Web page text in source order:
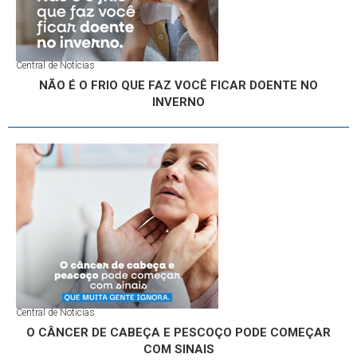
Central de Notícias
NÃO É O FRIO QUE FAZ VOCÊ FICAR DOENTE NO
INVERNO
Central de Notícias
O CÂNCER DE CABEÇA E PESCOÇO PODE COMEÇAR
COM SINAIS